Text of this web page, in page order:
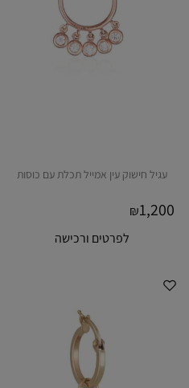
עגיל חישוק עין אמייל תכלת עם כוסות
₪1,200
לפרטים ורכישה